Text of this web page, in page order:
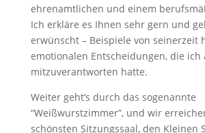
ehrenamtlichen und einem
Ich erkläre es Ihnen sehr gern und
erwünscht – Beispiele von seinerzeit
emotionalen Entscheidungen, die ich
mitzuverantworten hatte.
Weiter geht’s durch das sogenannte
“Weißwurstzimmer”, und wir
schönsten Sitzungssaal, den Kleinen